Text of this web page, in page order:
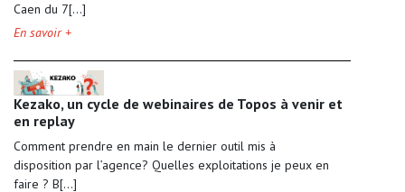
Caen du 7[...]
En savoir +
Kezako, un cycle de webinaires de Topos à venir et
en replay
Comment prendre en main le dernier outil mis à
disposition par l’agence? Quelles exploitations je peux en
faire ? B[...]